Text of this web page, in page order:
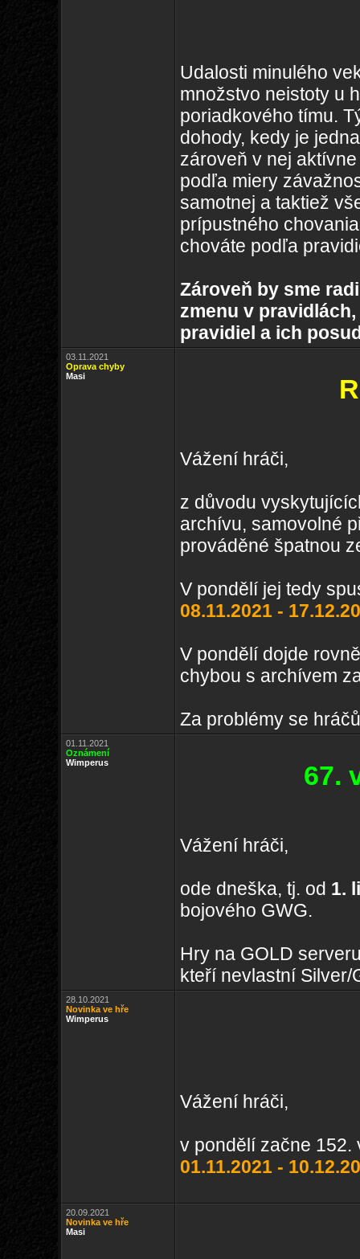
Udalosti minulého
množstvo neistoty u
poriadkového tímu.
dohody, kedy je
zároveň v nej
podľa miery
samotnej a taktiež
prípustného
chováte podľa
Zároveň by sme
zmenu v
pravidiel a ich
03.11.2021
Oprava chyby
Masi
Vážení hráči,
z důvodu
archívu, samovolné
prováděné špatnou
V pondělí jej tedy
08.11.2021 -
V pondělí dojde
chybou s archívem
Za problémy se
01.11.2021
Oznámení
Wimperus
67.
Vážení hráči,
ode dneška, tj. od 1.
bojového GWG.
Hry na GOLD
kteří nevlastní Silver/
28.10.2021
Novinka ve hře
Wimperus
Vážení hráči,
v pondělí začne 152.
01.11.2021 -
20.09.2021
Novinka ve hře
Masi